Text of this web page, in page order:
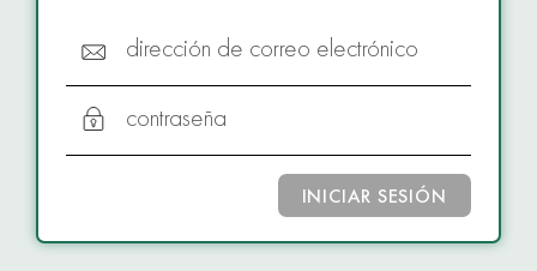
dirección de correo electrónico
contraseña
INICIAR SESIÓN